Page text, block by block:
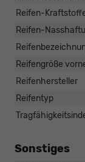
Reifen-
Reifen-
Reifengröße
Reifenhersteller
Reifentyp
Sonstiges